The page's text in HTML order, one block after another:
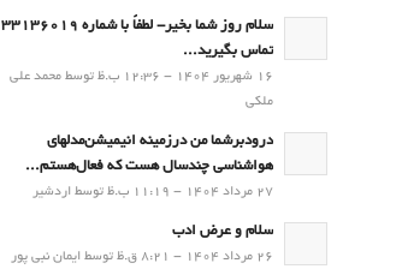
سلام روز شما بخیر- لطفاً با شماره 33136019
تماس بگیرید...
16 شهریور 1404 - 12:36 ب.ظ توسط محمد علی
ملکی
درودبرشما من درزمینه انیمیشن‌مدلهای
هواشناسی چندسال هست که فعال‌هستم...
27 مرداد 1404 - 11:19 ب.ظ توسط اردشیر
سلام و عرض ادب
26 مرداد 1404 - 8:21 ق.ظ توسط ایمان نبی پور